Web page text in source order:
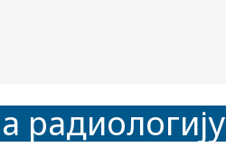
радиологију